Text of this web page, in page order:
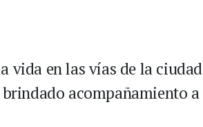
vida en las vías de la ciudad
acompañamiento a